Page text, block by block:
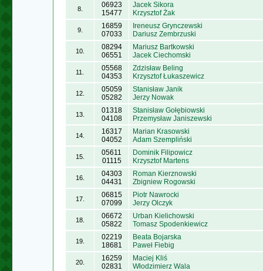
8.
06923
15477
Jacek Sikora
Krzysztof Żak
9.
16859
07033
Ireneusz Grynczewski
Dariusz Zembrzuski
10.
08294
06551
Mariusz Bartkowski
Jacek Ciechomski
11.
05568
04353
Zdzisław Beling
Krzysztof Łukaszewicz
12.
05059
05282
Stanisław Janik
Jerzy Nowak
13.
01318
04108
Stanisław Gołębiowski
Przemysław Janiszewski
14.
16317
04052
Marian Krasowski
Adam Szempliński
15.
05611
01115
Dominik Filipowicz
Krzysztof Martens
16.
04303
04431
Roman Kierznowski
Zbigniew Rogowski
17.
06815
07099
Piotr Nawrocki
Jerzy Olczyk
18.
06672
05822
Urban Kielichowski
Tomasz Spodenkiewicz
19.
02219
18681
Beata Bojarska
Paweł Fiebig
20.
16259
02831
Maciej Kliś
Włodzimierz Wala